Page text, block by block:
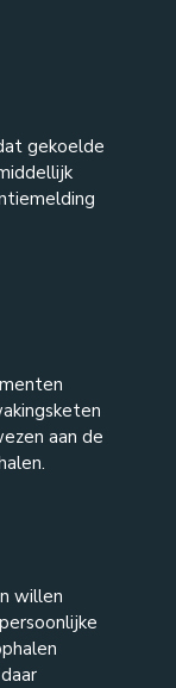
gekoelde
aan de
willen